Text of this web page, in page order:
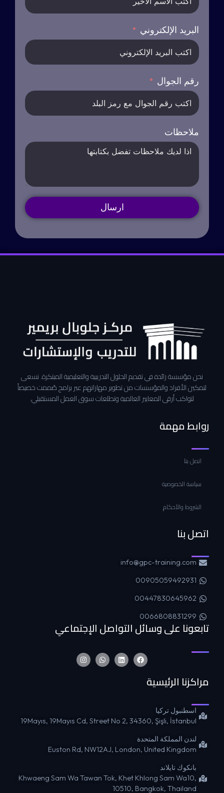
البريد الإلكتروني
رقم الجوال
ملاحظات
ارسال
نحن مؤسسة رائدة في تقديم الحلول التدريبية والتعليمية المبتكرة. نسعى
لتمكين الأفراد والمؤسسات من تطوير مهاراتهم عبر برامج صُممت خصيصاً
لتواكب أرقى المعايير العالمية وتطلعات سوق العمل المستقبلي.
روابط مهمة
اتصل بنا
سياسة الخصوصية
الشروط والأحكام
اتصل بنا
info@gpc-training.com
00905059492931
00447830645962
0066808831299
تابعونا على وسائل التواصل الإجتماعي
مراكزنا الرئيسية
اسطنبول تركيا
19Mayıs, 19Mayıs Cd, Street No 2, 34360, Şişli, İstanbul
لندن المملكة المتحدة
Euston Rd, NW12AJ, London, United Kingdom
بانكوك تايلاند
Khwaeng Sam Wa Tawan Tok, Khet Khlong Sam Wa10,
10510, Bangkok, Thailand